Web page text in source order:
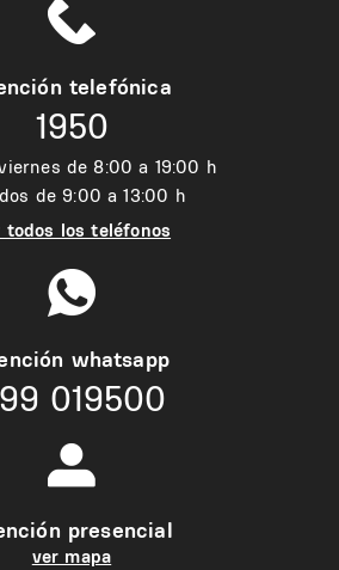
telefónica
1950
de 8:00 a 19:00 h
de 9:00 a 13:00 h
todos los teléfonos
whatsapp
019500
presencial
ver mapa